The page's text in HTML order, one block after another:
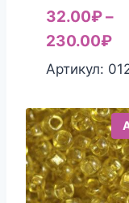
32.00₽–
230.00₽
Артикул: